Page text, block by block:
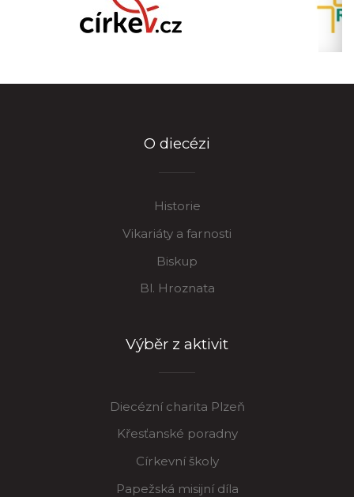
O diecézi
Historie
Vikariáty a farnosti
Biskup
Bl. Hroznata
Výběr z aktivit
Diecézní charita Plzeň
Křesťanské poradny
Církevní školy
Papežská misijní díla